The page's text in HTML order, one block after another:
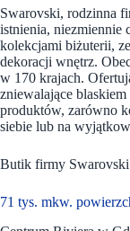
Swarovski, rodzinna
istnienia, niezmiennie
kolekcjami biżuterii,
dekoracji wnętrz.
w 170 krajach.
zniewalające
produktów, zarówno
siebie lub na
Butik firmy
71 tys. mkw.